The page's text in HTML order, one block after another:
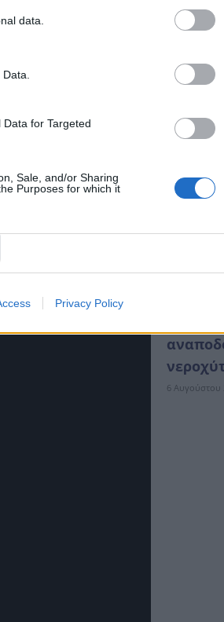
data.
for Targeted
Sale, and/or Sharing
Purposes for which it
Privacy Policy
ανοίγοντας
εξαιρετικά
Όλοι
6 Αυγούστου
Το
6 Αυγούστου